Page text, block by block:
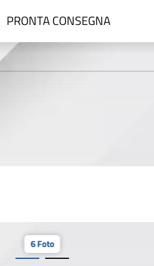
PRONTA CONSEGNA
6 Foto